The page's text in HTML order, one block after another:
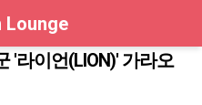
Lounge
'라이언(LION)' 가라오